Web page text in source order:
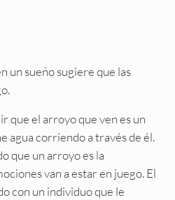
un sueño sugiere que las
que el arroyo que ven es un
agua corriendo a través de él.
que un arroyo es la
van a estar en juego. El
con un individuo que le